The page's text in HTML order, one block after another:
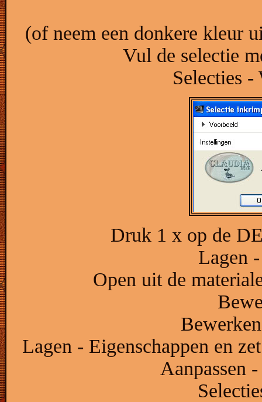
(of neem een donkere kleur
Vul de selectie
Selecties
Druk 1 x op de
Lagen
Open uit de
Lagen - Eigenschappen en
Aanpassen